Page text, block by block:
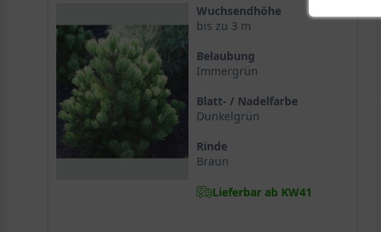
Wuchsendhöhe
bis zu 3 m
Belaubung
Immergrün
Blatt- / Nadelfarbe
Dunkelgrün
Rinde
Braun
Lieferbar ab KW41